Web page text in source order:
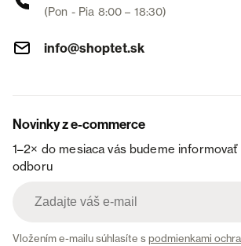
(Pon - Pia 8:00 – 18:30)
info@shoptet.sk
Novinky z e-commerce
1–2× do mesiaca vás budeme
odboru
Vložením e-mailu súhlasíte spodmienkami